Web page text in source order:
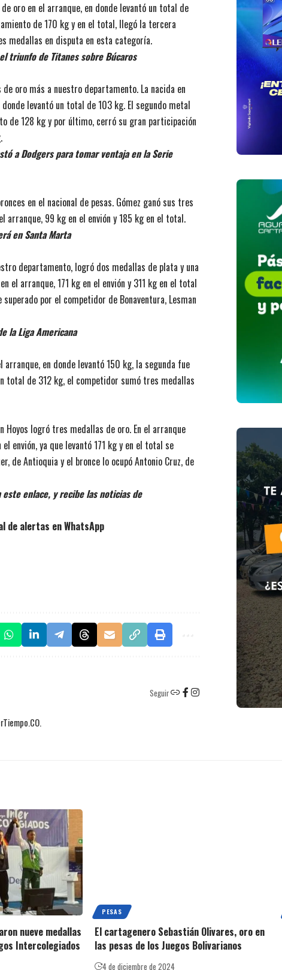
oro en el arranque, en donde levantó un total de
de 170 kg y en el total, llegó la tercera
medallas en disputa en esta categoría.
triunfo de Titanes sobre Búcaros
oro más a nuestro departamento. La nacida en
levantó un total de 103 kg. El segundo metal
de 128 kg y por último, cerró su gran participación
a Dodgers para tomar ventaja en la Serie
en el nacional de pesas. Gómez ganó sus tres
arranque, 99 kg en el envión y 185 kg en el total.
en Santa Marta
departamento, logró dos medallas de plata y una
el arranque, 171 kg en el envión y 311 kg en el total
por el competidor de Bonaventura, Lesman
la Liga Americana
en donde levantó 150 kg, la segunda fue
total de 312 kg, el competidor sumó tres medallas
logró tres medallas de oro. En el arranque
envión, ya que levantó 171 kg y en el total se
de Antioquia y el bronce lo ocupó Antonio Cruz, de
enlace, y recibe las noticias de
de alertas en WhatsApp
Seguir
nueve medallas
Intercolegiados
PESAS
El cartagenero Sebastián Olivares, oro en
las pesas de los Juegos Bolivarianos
4 de diciembre de 2024